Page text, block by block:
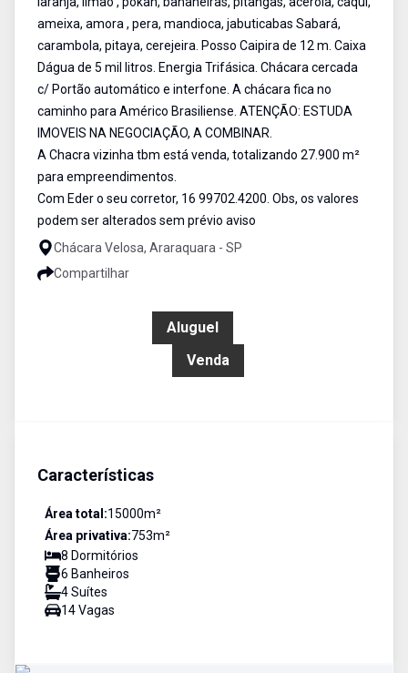
ameixa, amora , pera, mandioca, jabuticabas Sabará,
carambola, pitaya, cerejeira. Posso Caipira de 12 m. Caixa
Dágua de 5 mil litros. Energia Trifásica. Chácara cercada
c/ Portão automático e interfone. A chácara fica no
caminho para Américo Brasiliense. ATENÇÃO: ESTUDA
IMOVEIS NA NEGOCIAÇÃO, A COMBINAR.
A Chacra vizinha tbm está venda, totalizando 27.900 m²
para empreendimentos.
Com Eder o seu corretor, 16 99702.4200. Obs, os valores
podem ser alterados sem prévio aviso
Chácara Velosa, Araraquara - SP
Compartilhar
Aluguel
Venda
Características
Área total:15000m²
Área privativa:753m²
8 Dormitórios
6 Banheiros
4Suítes
14Vagas